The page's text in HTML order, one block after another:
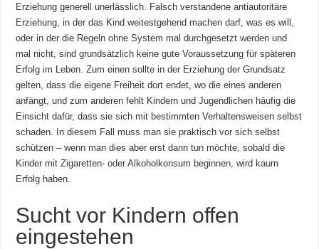
Erziehung generell unerlässlich. Falsch verstandene antiautoritäre
Erziehung, in der das Kind weitestgehend machen darf, was es will,
oder in der die Regeln ohne System mal durchgesetzt werden und
mal nicht, sind grundsätzlich keine gute Voraussetzung für späteren
Erfolg im Leben. Zum einen sollte in der Erziehung der Grundsatz
gelten, dass die eigene Freiheit dort endet, wo die eines anderen
anfängt, und zum anderen fehlt Kindern und Jugendlichen häufig die
Einsicht dafür, dass sie sich mit bestimmten Verhaltensweisen selbst
schaden. In diesem Fall muss man sie praktisch vor sich selbst
schützen – wenn man dies aber erst dann tun möchte, sobald die
Kinder mit Zigaretten- oder Alkoholkonsum beginnen, wird kaum
Erfolg haben.
Sucht vor Kindern offen
eingestehen